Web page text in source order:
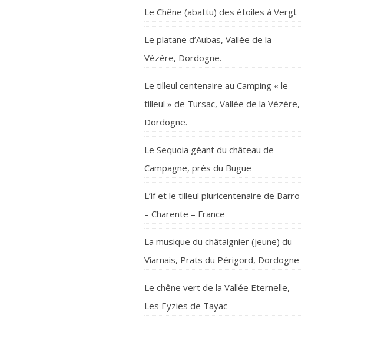
Le Chêne (abattu) des étoiles à Vergt
Le platane d’Aubas, Vallée de la
Vézère, Dordogne.
Le tilleul centenaire au Camping « le
tilleul » de Tursac, Vallée de la Vézère,
Dordogne.
Le Sequoia géant du château de
Campagne, près du Bugue
L’if et le tilleul pluricentenaire de Barro
– Charente – France
La musique du châtaignier (jeune) du
Viarnais, Prats du Périgord, Dordogne
Le chêne vert de la Vallée Eternelle,
Les Eyzies de Tayac